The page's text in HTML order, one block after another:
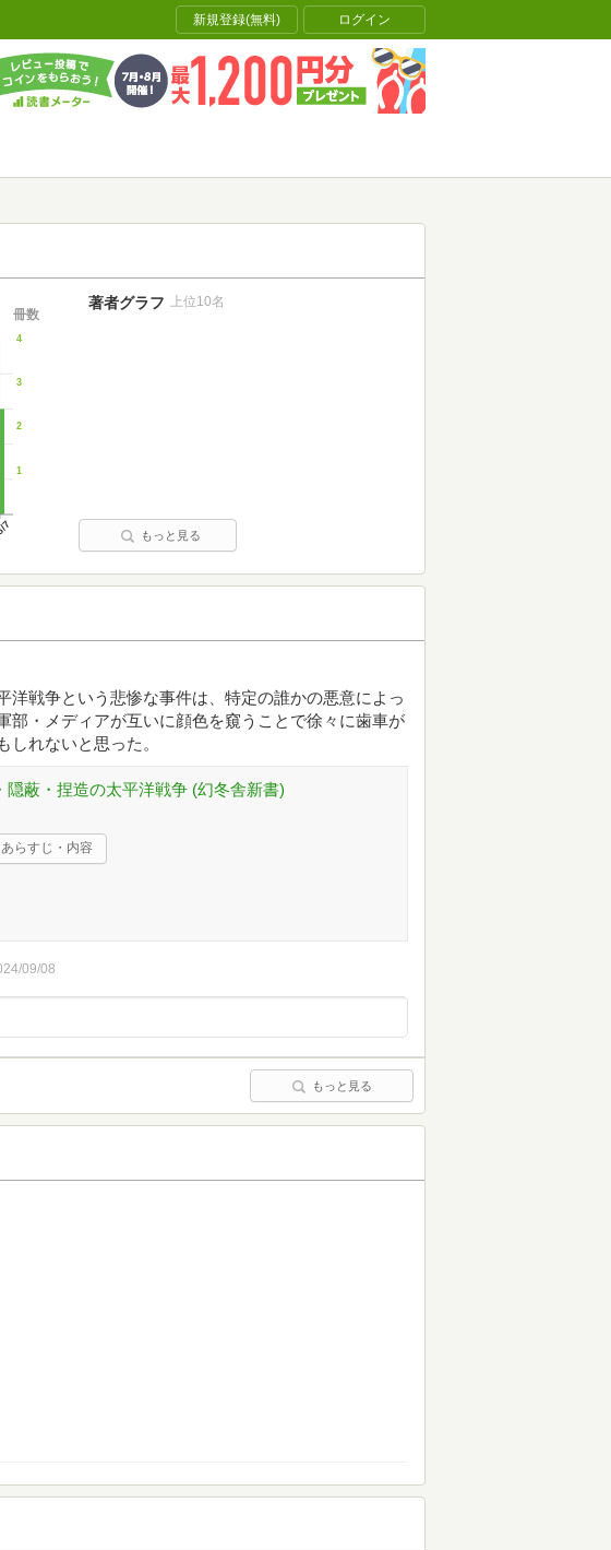
新規登録(無料) ログイン
7
1
2
3
4
冊数
著者グラフ 上位10名
もっと見る
洋戦争という悲惨な事件は、特定の誰かの悪意によっ
部・メディアが互いに顔色を窺うことで徐々に歯車が
れないと思った。
隠蔽・捏造の太平洋戦争 (幻冬舎新書)
あらすじ・内容
09/08
もっと見る